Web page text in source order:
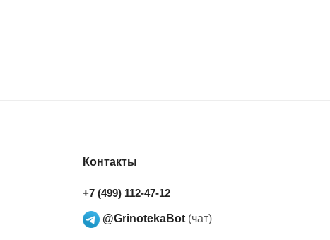
Контакты
+7 (499) 112-47-12
@GrinotekaBot (чат)